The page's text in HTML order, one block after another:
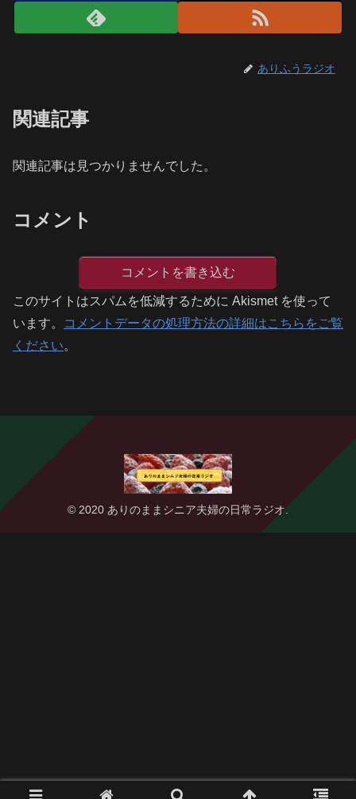
ありふうラジオ
関連記事
関連記事は見つかりませんでした。
コメント
コメントを書き込む
このサイトはスパムを低減するために Akismet を使って
います。
コメントデータの処理方法の詳細はこちらをご覧
ください。
© 2020 ありのままシニア夫婦の日常ラジオ.